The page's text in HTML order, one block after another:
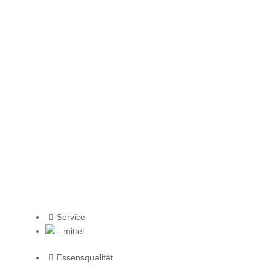
Service
- mittel
Essensqualität